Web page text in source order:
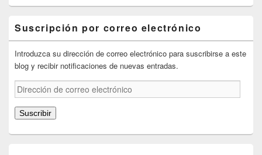
Suscripción por correo electrónico
Introduzca su dirección de correo electrónico para suscribirse a este
blog y recibir notificaciones de nuevas entradas.
Dirección
de
correo
electrónico
Suscribir